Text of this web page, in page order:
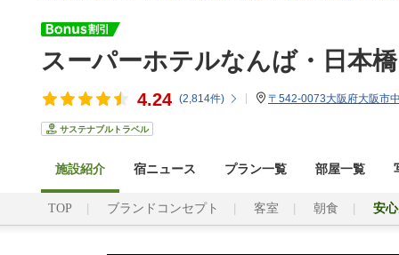
スーパーホテルなんば・日本橋
4.24 (2,814件) 〒542-0073大阪府大阪
サステナブルトラベル
施設紹介 宿ニュース プラン一覧 部屋一覧
TOP ブランドコンセプト 客室 朝食 安